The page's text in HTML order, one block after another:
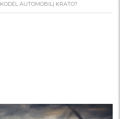
KODĖL AUTOMOBILĮ KRATO?